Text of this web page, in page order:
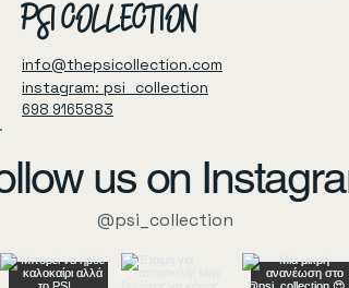
PSI COLLECTION
info@thepsicollection.com
instagram: psi_collection
698 9165883
us on
@psi_collection